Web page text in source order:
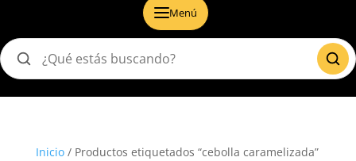
Menú
Buscar
Inicio/ Productos etiquetados “cebolla caramelizada”